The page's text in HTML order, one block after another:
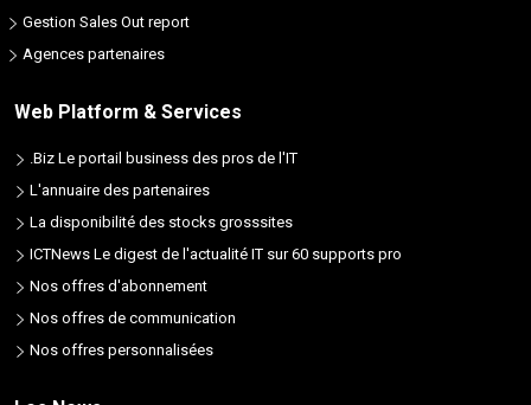
Gestion Sales Out report
Agences partenaires
Web Platform & Services
.Biz Le portail business des pros de l'IT
L'annuaire des partenaires
La disponibilité des stocks grosssites
ICTNews Le digest de l'actualité IT sur 60 supports pro
Nos offres d'abonnement
Nos offres de communication
Nos offres personnalisées